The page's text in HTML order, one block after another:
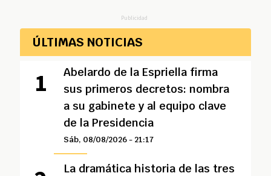
Publicidad
ÚLTIMAS NOTICIAS
Abelardo de la Espriella firma
sus primeros decretos: nombra
a su gabinete y al equipo clave
de la Presidencia
Sáb, 08/08/2026 - 21:17
La dramática historia de las tres